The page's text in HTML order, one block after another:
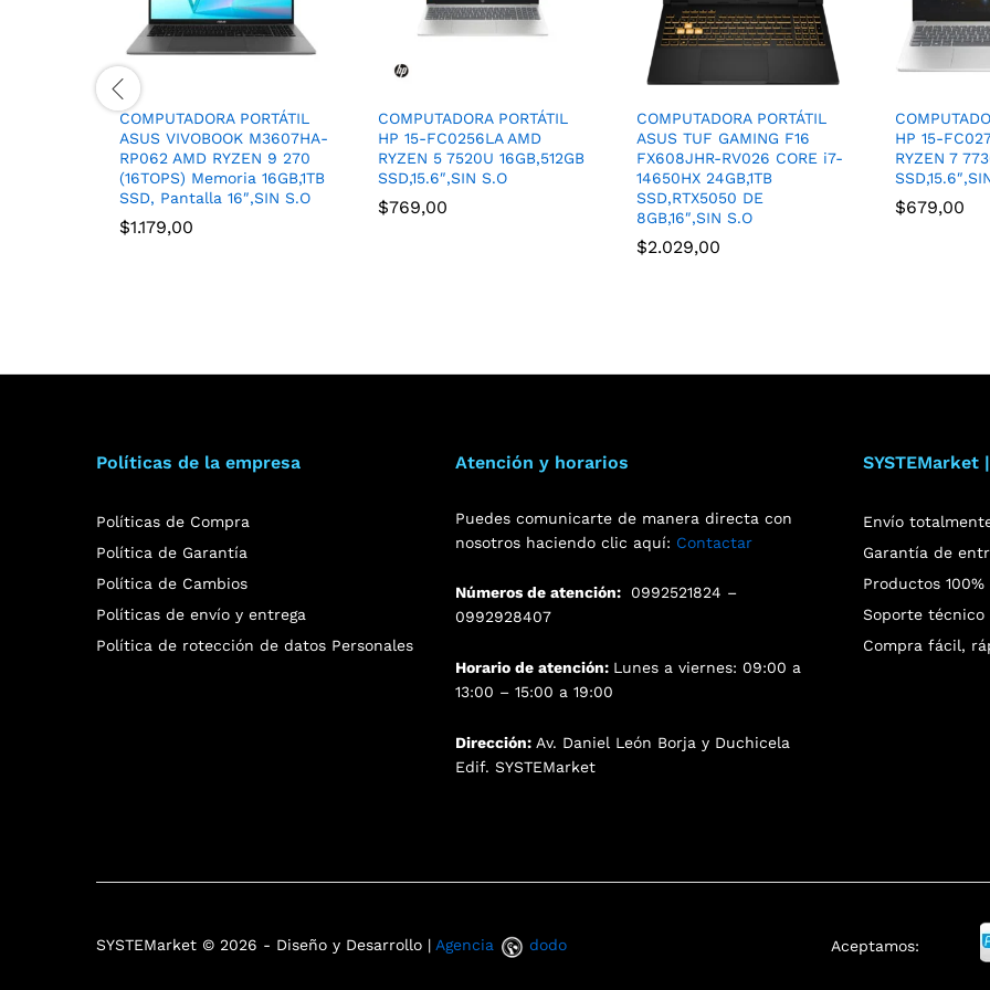
COMPUTADORA PORTÁTIL
ASUS VIVOBOOK M3607HA-
RP062 AMD RYZEN 9 270
(16TOPS) Memoria 16GB,1TB
SSD, Pantalla 16″,SIN S.O
$1.179,00
COMPUTADORA PORTÁTIL
HP 15-FC0256LA AMD
RYZEN 5 7520U 16GB,512GB
SSD,15.6″,SIN S.O
$769,00
COMPUTADORA PORTÁTIL
ASUS TUF GAMING F16
FX608JHR-RV026 CORE i7-
14650HX 24GB,1TB
SSD,RTX5050 DE
8GB,16″,SIN S.O
$2.029,00
HP 15-
RYZEN 7
$679,00
Políticas de la empresa
Políticas de Compra
Política de Garantía
Política de Cambios
Políticas de envío y entrega
Política de rotección de datos Personales
Atención y horarios
Puedes comunicarte de manera directa con
nosotros haciendo clic aquí: Contactar
Números de atención:
0992521824 –
0992928407
Horario de atención: Lunes a viernes: 09:00 a
13:00 – 15:00 a 19:00
Dirección: Av. Daniel León Borja y Duchicela
Edif. SYSTEMarket
SYSTEMarket
Envío
Garantía de
Productos
Soporte técnico
Compra fácil,
SYSTEMarket © 2026 - Diseño y Desarrollo | Agencia dodo Aceptamos: